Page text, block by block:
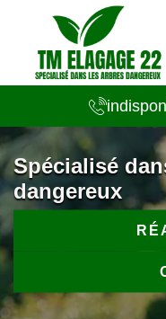
Spécialisé
dangereux